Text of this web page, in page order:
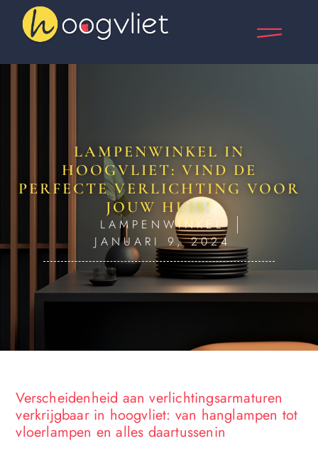
LAMPENWINKEL
JANUARI 9, 2024
LAMPENWINKEL IN
HOOGVLIET: VIND DE
PERFECTE VERLICHTING VOOR
JOUW HUIS!
Verscheidenheid aan verlichtingsarmaturen
verkrijgbaar in hoogvliet: van hanglampen tot
vloerlampen en alles daartussenin